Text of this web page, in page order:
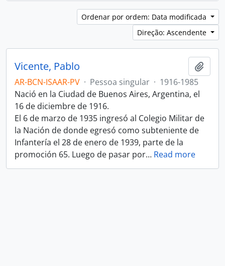
Ordenar por ordem: Data modificada
Direção: Ascendente
Vicente, Pablo
AR-BCN-ISAAR-PV · Pessoa singular · 1916-1985
Nació en la Ciudad de Buenos Aires, Argentina, el
16 de diciembre de 1916.
El 6 de marzo de 1935 ingresó al Colegio Militar de
la Nación de donde egresó como subteniente de
Infantería el 28 de enero de 1939, parte de la
promoción 65. Luego de pasar por… Read more